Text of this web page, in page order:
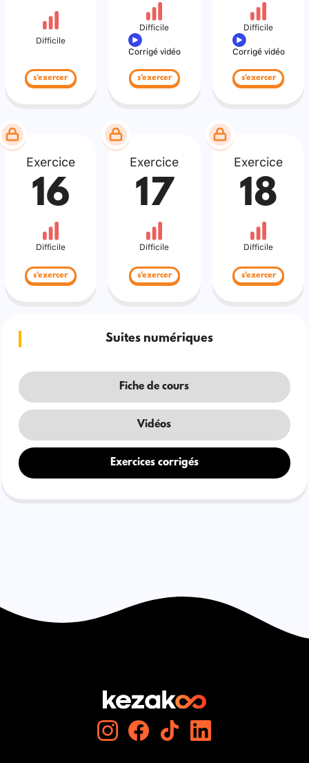
Difficile
s'exercer
Difficile
Corrigé vidéo
s'exercer
Difficile
Corrigé vidéo
s'exercer
Exercice
16
Difficile
s'exercer
Exercice
17
Difficile
s'exercer
Exercice
18
Difficile
s'exercer
Suites numériques
Fiche de cours
Vidéos
Exercices corrigés